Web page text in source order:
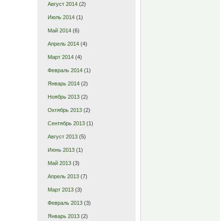
Август 2014(2)
Июль 2014(1)
Май 2014(6)
Апрель 2014(4)
Март 2014(4)
Февраль 2014(1)
Январь 2014(2)
Ноябрь 2013(2)
Октябрь 2013(2)
Сентябрь 2013(1)
Август 2013(5)
Июнь 2013(1)
Май 2013(3)
Апрель 2013(7)
Март 2013(3)
Февраль 2013(3)
Январь 2013(2)